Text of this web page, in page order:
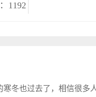
1192
寒冬也过去了，相信很